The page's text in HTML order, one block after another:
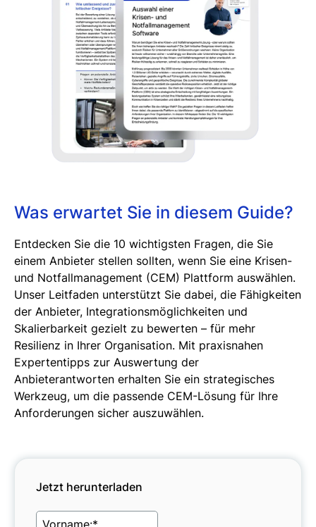
Was erwartet Sie in diesem Guide?
Entdecken Sie die 10 wichtigsten Fragen, die Sie
einem Anbieter stellen sollten, wenn Sie eine Krisen-
und Notfallmanagement (CEM) Plattform auswählen.
Unser Leitfaden unterstützt Sie dabei, die Fähigkeiten
der Anbieter, Integrationsmöglichkeiten und
Skalierbarkeit gezielt zu bewerten – für mehr
Resilienz in Ihrer Organisation. Mit praxisnahen
Expertentipps zur Auswertung der
Anbieterantworten erhalten Sie ein strategisches
Werkzeug, um die passende CEM-Lösung für Ihre
Anforderungen sicher auszuwählen.
Jetzt herunterladen